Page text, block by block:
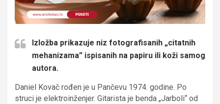
Izložba prikazuje niz fotografisanih „citatnih
mehanizama” ispisanih na papiru ili koži samog
autora.
Daniel Kovač rođen je u Pančevu 1974. godine. Po
struci je elektroinženjer. Gitarista je benda „Jarboli“ od